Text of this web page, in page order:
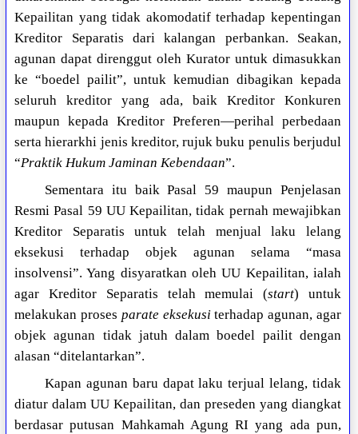
Kepailitan yang tidak akomodatif terhadap kepentingan
Kreditor Separatis dari kalangan perbankan. Seakan,
agunan dapat direnggut oleh Kurator untuk dimasukkan
ke “boedel pailit”, untuk kemudian dibagikan kepada
seluruh kreditor yang ada, baik Kreditor Konkuren
maupun kepada Kreditor Preferen—perihal perbedaan
serta hierarkhi jenis kreditor, rujuk buku penulis berjudul
“Praktik Hukum Jaminan Kebendaan”.
Sementara itu baik Pasal 59 maupun Penjelasan
Resmi Pasal 59 UU Kepailitan, tidak pernah mewajibkan
Kreditor Separatis untuk telah menjual laku lelang
eksekusi terhadap objek agunan selama “masa
insolvensi”. Yang disyaratkan oleh UU Kepailitan, ialah
agar Kreditor Separatis telah memulai (start) untuk
melakukan proses parate eksekusi terhadap agunan, agar
objek agunan tidak jatuh dalam boedel pailit dengan
alasan “ditelantarkan”.
Kapan agunan baru dapat laku terjual lelang, tidak
diatur dalam UU Kepailitan, dan preseden yang diangkat
berdasar putusan Mahkamah Agung RI yang ada pun,